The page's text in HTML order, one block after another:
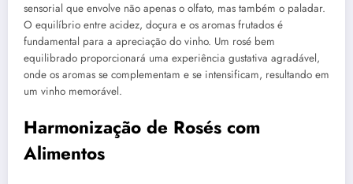
sensorial que envolve não apenas o olfato, mas também o paladar.
O equilíbrio entre acidez, doçura e os aromas frutados é
fundamental para a apreciação do vinho. Um rosé bem
equilibrado proporcionará uma experiência gustativa agradável,
onde os aromas se complementam e se intensificam, resultando em
um vinho memorável.
Harmonização de Rosés com
Alimentos